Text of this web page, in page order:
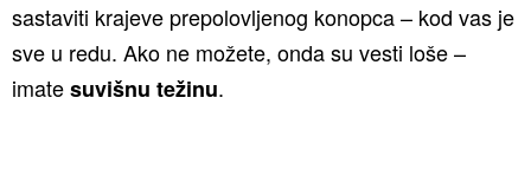
sastaviti krajeve prepolovljenog konopca – kod vas je
sve u redu. Ako ne možete, onda su vesti loše –
imatesuvišnu težinu.